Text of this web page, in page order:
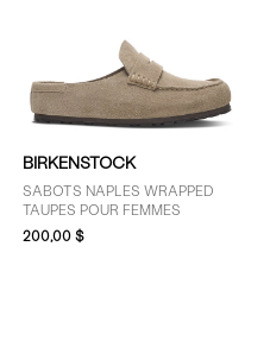
BIRKENSTOCK
SABOTS NAPLES WRAPPED
TAUPES POUR FEMMES
200,00 $